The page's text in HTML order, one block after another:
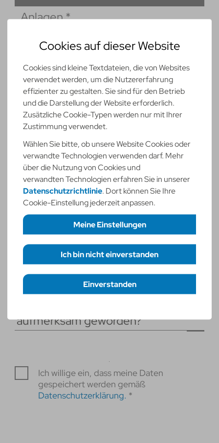
Anlagen*
Max. 1.00 MB Upload starten
Weitere Dokumente
Max. 1.00 MB Upload starten
Weitere Dokumente
Max. 1.00 MB Upload starten
Weitere Dokumente
aufmerksam geworden?
Ich willige ein, dass meine Daten
gespeichert werden gemäß
Datenschutzerklärung. *
Cookies auf dieser Website
Cookies sind kleine Textdateien, die von Websites
verwendet werden, um die Nutzererfahrung
effizienter zu gestalten. Sie sind für den Betrieb
und die Darstellung der Website erforderlich.
Zusätzliche Cookie-Typen werden nur mit Ihrer
Zustimmung verwendet.
Wählen Sie bitte, ob unsere Website Cookies oder
verwandte Technologien verwenden darf. Mehr
über die Nutzung von Cookies und
verwandten Technologien erfahren Sie in unserer
Datenschutzrichtlinie. Dort können Sie Ihre
Cookie-Einstellung jederzeit anpassen.
Meine Einstellungen
Erforderliche Cookies
Einstellungen speichern
Ich bin nicht einverstanden
Einverstanden